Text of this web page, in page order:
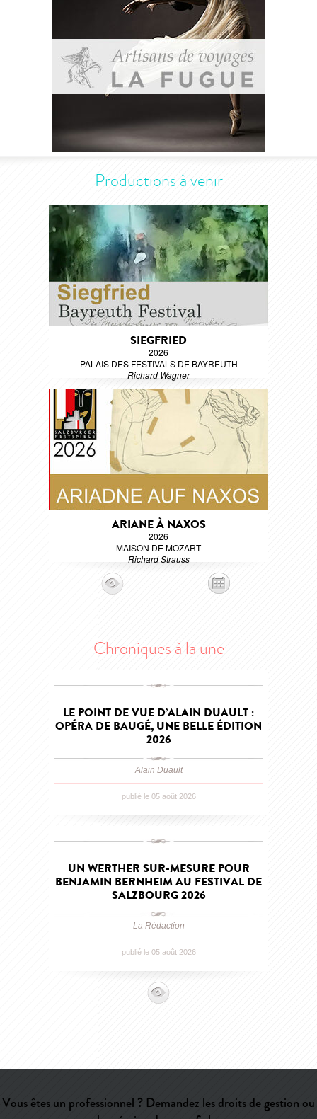
Productions à venir
SIEGFRIED
2026
PALAIS DES FESTIVALS DE BAYREUTH
Richard Wagner
ARIANE À NAXOS
2026
MAISON DE MOZART
Richard Strauss
Chroniques à la une
LE POINT DE VUE D’ALAIN DUAULT :
OPÉRA DE BAUGÉ, UNE BELLE ÉDITION
2026
Alain Duault
publié le 05 août 2026
UN WERTHER SUR-MESURE POUR
BENJAMIN BERNHEIM AU FESTIVAL DE
SALZBOURG 2026
La Rédaction
publié le 05 août 2026
Vous êtes un professionnel ? Demandez les droits de gestion ou